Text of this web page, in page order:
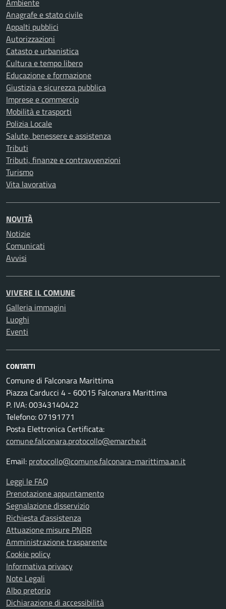
Ambiente
Anagrafe e stato civile
Appalti pubblici
Autorizzazioni
Catasto e urbanistica
Cultura e tempo libero
Educazione e formazione
Giustizia e sicurezza pubblica
Imprese e commercio
Mobilità e trasporti
Polizia Locale
Salute, benessere e assistenza
Tributi
Tributi, finanze e contravvenzioni
Turismo
Vita lavorativa
NOVITÀ
Notizie
Comunicati
Avvisi
VIVERE IL COMUNE
Galleria immagini
Luoghi
Eventi
CONTATTI
Comune di Falconara Marittima
Piazza Carducci 4 - 60015 Falconara Marittima
P. IVA: 00343140422
Telefono: 07191771
Posta Elettronica Certificata:
comune.falconara.protocollo@emarche.it
Email: protocollo@comune.falconara-marittima.an.it
Leggi le FAQ
Prenotazione appuntamento
Segnalazione disservizio
Richiesta d'assistenza
Attuazione misure PNRR
Amministrazione trasparente
Cookie policy
Informativa privacy
Note Legali
Albo pretorio
Dichiarazione di accessibilità